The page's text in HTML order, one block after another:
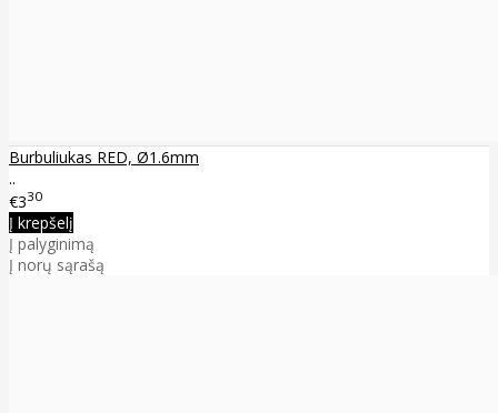
Burbuliukas RED, Ø1.6mm
..
€330
Į krepšelį
Į palyginimą
Į norų sąrašą